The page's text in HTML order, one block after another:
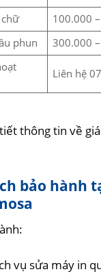
100.000
phun
300.000
Liên hệ
thông tin về
bảo hành
vụ sửa máy in